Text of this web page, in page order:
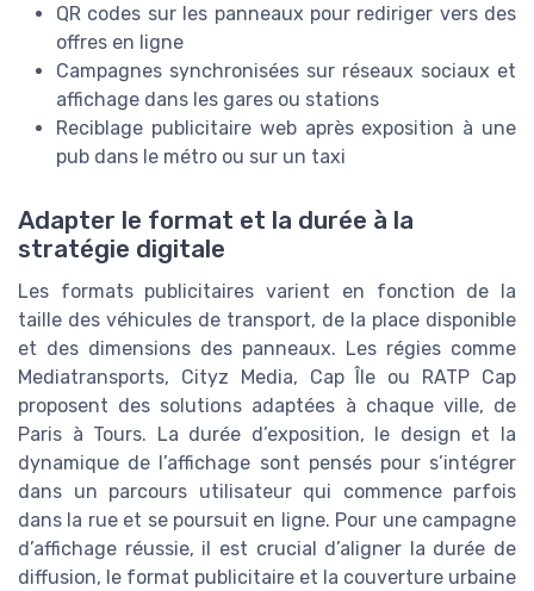
QR codes sur les panneaux pour rediriger vers des
offres en ligne
Campagnes synchronisées sur réseaux sociaux et
affichage dans les gares ou stations
Reciblage publicitaire web après exposition à une
pub dans le métro ou sur un taxi
Adapter le format et la durée à la
stratégie digitale
Les formats publicitaires varient en fonction de la
taille des véhicules de transport, de la place disponible
et des dimensions des panneaux. Les régies comme
Mediatransports, Cityz Media, Cap Île ou RATP Cap
proposent des solutions adaptées à chaque ville, de
Paris à Tours. La durée d’exposition, le design et la
dynamique de l’affichage sont pensés pour s’intégrer
dans un parcours utilisateur qui commence parfois
dans la rue et se poursuit en ligne. Pour une campagne
d’affichage réussie, il est crucial d’aligner la durée de
diffusion, le format publicitaire et la couverture urbaine